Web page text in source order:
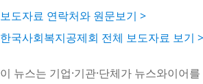
보도자료 연락처와 원문보기 >
한국사회복지공제회 전체 보도자료 보기 >
이 뉴스는 기업·기관·단체가 뉴스와이어